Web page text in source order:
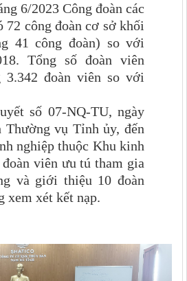
6/2023 Công đoàn các
72 công đoàn cơ sở khối
41 công đoàn) so với
. Tổng số đoàn viên
3.342 đoàn viên so với
số 07-NQ-TU, ngày
Thường vụ Tỉnh ủy, đến
nghiệp thuộc Khu kinh
viên ưu tú tham gia
và giới thiệu 10 đoàn
xem xét kết nạp.